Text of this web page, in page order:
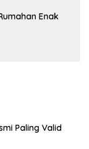
Enak
Paling Valid